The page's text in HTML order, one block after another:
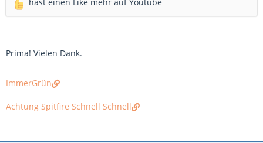
Prima! Vielen Dank.
ImmerGrün
Achtung Spitfire Schnell Schnell